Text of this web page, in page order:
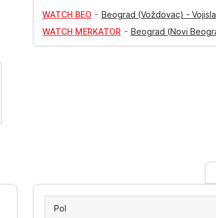
WATCH BEO - Beograd (Voždovac) -
WATCH MERKATOR- Beograd (Novi
Pol